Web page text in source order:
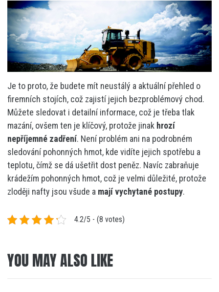
Je to proto, že budete mít neustálý a aktuální přehled o
firemních stojích, což zajistí jejich bezproblémový chod.
Můžete sledovat i detailní informace, což je třeba tlak
mazání, ovšem ten je klíčový, protože jinak hrozí
nepříjemné zadření. Není problém ani na podrobném
sledování pohonných hmot, kde vidíte jejich spotřebu a
teplotu, čímž se dá ušetřit dost peněz. Navíc zabraňuje
krádežím pohonných hmot, což je velmi důležité, protože
zloději nafty jsou všude a mají vychytané postupy.
4.2/5 - (8 votes)
YOU MAY ALSO LIKE